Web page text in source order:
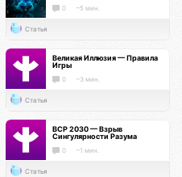
0 ~5 мин.
Статья
Великая Иллюзия — Правила
Игры
0 ~3 мин.
Статья
ВСР 2030 — Взрыв
Сингулярности Разума
0 ~1 мин.
Статья